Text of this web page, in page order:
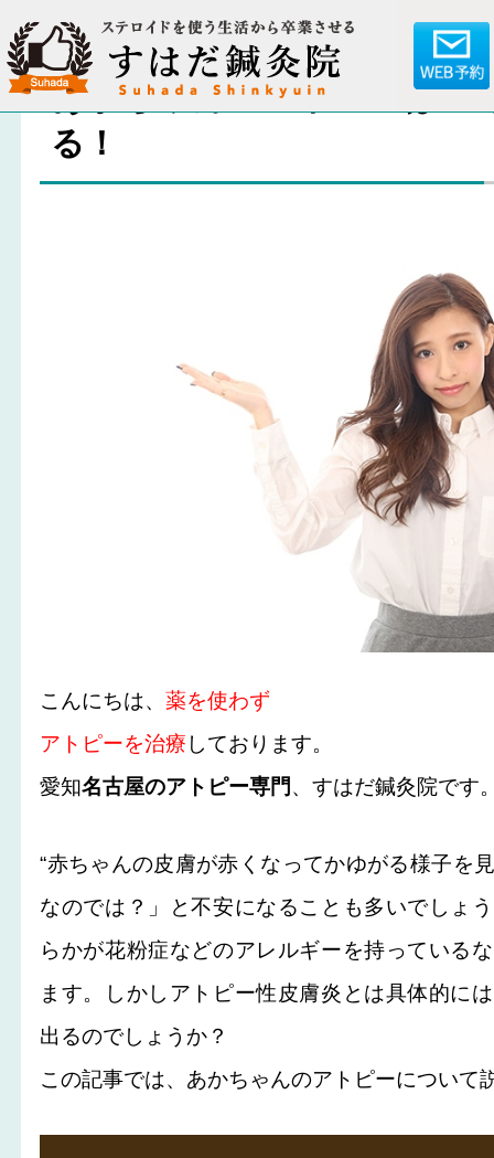
あかちゃんのアトピーは○○
る！
こんにちは、薬を使わず
アトピーを治療 しております。
愛知名古屋のアトピー専門 、すはだ鍼灸院です
“赤ちゃんの皮膚が赤くなってかゆがる様子を
なのでは？」と不安になることも多いでしょ
らかが花粉症などのアレルギーを持っている
ます。しかしアトピー性皮膚炎とは具体的に
出るのでしょうか？
この記事では、あかちゃんのアトピーについて